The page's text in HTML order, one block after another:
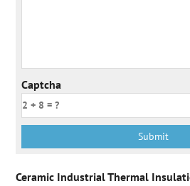
Captcha
Ceramic Industrial Thermal